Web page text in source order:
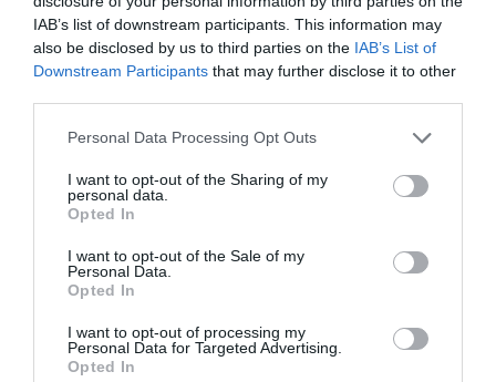
IAB’s list of downstream participants. This information may
also be disclosed by us to third parties on the IAB’s List of
Downstream Participants that may further disclose it to other
Please note that this website/app uses one or more Google
not limited to your visit or usage behaviour. You may click to
grant or deny consent to Google and its third-party tags to
use your data for below specified purposes in below Google
consent section.
Personal Data Processing Opt Outs
I want to opt-out of the Sharing of my
personal data.
Opted In
I want to opt-out of the Sale of my
Personal Data.
Opted In
I want to opt-out of processing my
Personal Data for Targeted Advertising.
Opted In
PRONEWS.GR /PROVOCATEUR
Η πρώτη αφρικανική χώρα που
προσφέρθηκε για την κατάσβεση των
πυρκαγιών στην Ελλάδα – Τι αποκάλυψε
ο Κ.Μητσοτάκης
05.08.2026 | 16:19